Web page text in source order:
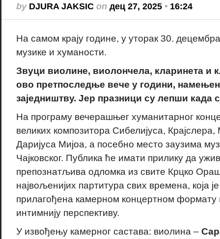
by DJURA JAKSICon дец 27, 2025• 16:24
На самом крају године, у уторак 30.
музике и хуманости.
Звуци виолине, виолончела, кларинета и
ово претпоследње вече у години,
заједништву. Јер празници су лепши када
На програму вечерашњег хуманитарног
великих композитора Сибелијуса,
Даријуса Мијоа, а посебно место заузима
Чајковског. Публика ће имати прилику да
препознатљива одломка из свите Крцко
највољенијих партитура свих времена, која
прилагођена камерном концертном формату
интимнију перспективу.
У извођењу камерног састава: виолина –